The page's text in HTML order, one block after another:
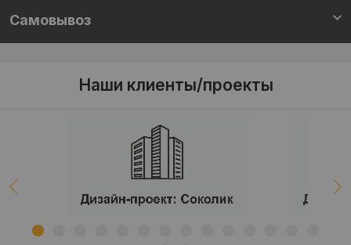
Самовывоз
Наши клиенты/проекты